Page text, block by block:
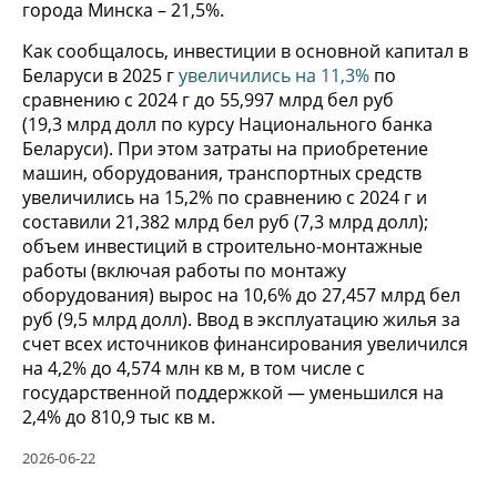
города Минска – 21,5%.
Как сообщалось, инвестиции в основной капитал в
Беларуси в 2025 гувеличились на 11,3% по
сравнению с 2024 г до 55,997 млрд бел руб
(19,3 млрд долл по курсу Национального банка
Беларуси). При этом затраты на приобретение
машин, оборудования, транспортных средств
увеличились на 15,2% по сравнению с 2024 г и
составили 21,382 млрд бел руб (7,3 млрд долл);
объем инвестиций в строительно-монтажные
работы (включая работы по монтажу
оборудования) вырос на 10,6% до 27,457 млрд бел
руб (9,5 млрд долл). Ввод в эксплуатацию жилья за
счет всех источников финансирования увеличился
на 4,2% до 4,574 млн кв м, в том числе с
государственной поддержкой — уменьшился на
2,4% до 810,9 тыс кв м.
2026-06-22